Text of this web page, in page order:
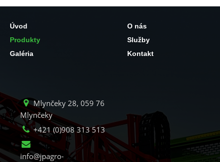
Úvod
O nás
Produkty
Služby
Galéria
Kontakt
Mlynčeky 28, 059 76
Mlynčeky
+421 (0)908 313 513
info@jpagro-